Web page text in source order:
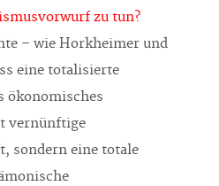
zu tun?
– wie Horkheimer und
eine totalisierte
ökonomisches
vernünftige
sondern eine totale